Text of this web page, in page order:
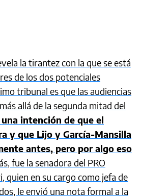
la tirantez con la que se está
de los dos potenciales
tribunal es que las audiencias
allá de la segunda mitad del
intención de que el
y que Lijo y García-Mansilla
antes, pero por algo eso
fue la senadora del PRO
quien en su cargo como jefa de
le envió una nota formal a la